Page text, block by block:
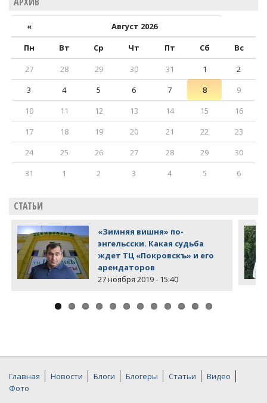
«
Август 2026
Пн
Вт Ср Чт Пт Сб
Вс
27
28 29 30 31 1
2
3
4 5 6 7 8
9
10
11 12 13 14 15
16
17
18 19 20 21 22
23
24
25 26 27 28 29
30
31
1 2 3 4 5 6
СТАТЬИ
«Зимняя вишня» по-
энгельсски. Какая судьба
ждет ТЦ «Покровскъ» и его
арендаторов
27 ноября 2019 - 15:40
Главная Новости Блоги Блогеры Статьи
Видео
Фото